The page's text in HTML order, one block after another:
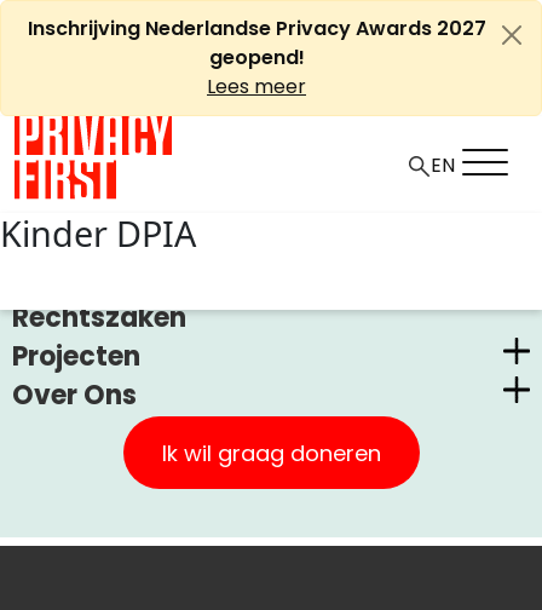
Ga
naarInschrijving Nederlandse Privacy Awards 2027
geopend!
Lees meer
Rechtszaken
Projecten
Nederlandse Privacy Awards
Claimstichting CUIC
PrivacyWijzer
Privacy Coalitie
Over Ons
Privacy First
Onze Successen
Kom in actie
Ik wil graag doneren
EN
Kinder DPIA